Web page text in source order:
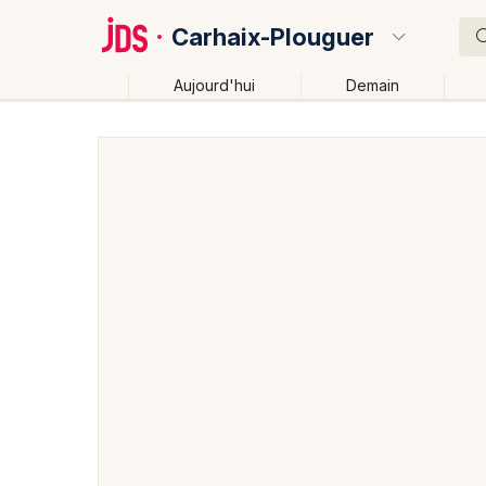
Carhaix-Plouguer
Aujourd'hui Demain